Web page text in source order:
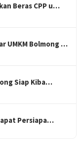
Beras CPP u…
UMKM Bolmong …
Siap Kiba…
Persiapa…